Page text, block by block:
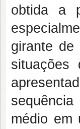
obtida a
girante
situações
médio em